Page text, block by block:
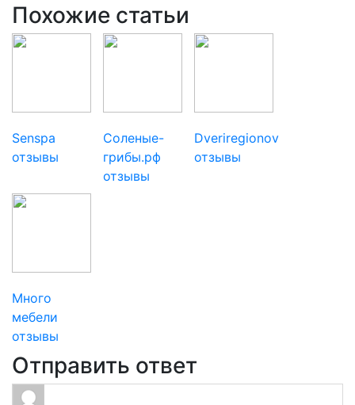
Похожие статьи
Senspa
отзывы
Соленые-
грибы.рф
отзывы
Dveriregionov
отзывы
Много
мебели
отзывы
Отправить ответ